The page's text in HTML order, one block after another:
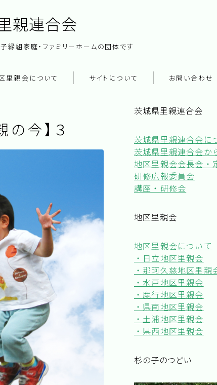
親連合会
縁組家庭・ファミリーホームの団体です
里親会について サイトについて お問い合わせ
今】３
茨城県里親連合会
茨城県里親連合会に
茨城県里親連合会か
地区里親会会長会・
研修広報委員会
講座・研修会
地区里親会
地区里親会について
・日立地区里親会
・那珂久慈地区里親
・水戸地区里親会
・鹿行地区里親会
・県南地区里親会
・土浦地区里親会
・県西地区里親会
杉の子のつどい